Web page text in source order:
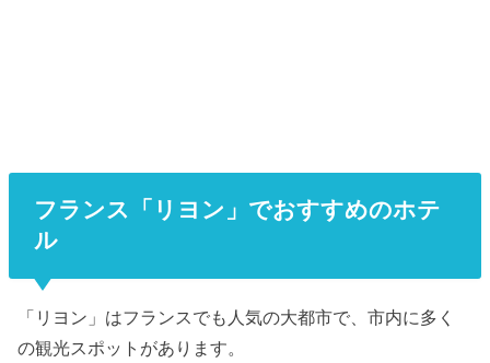
フランス「リヨン」でおすすめのホテ
ル
「リヨン」はフランスでも人気の大都市で、市内に多く
の観光スポットがあります。